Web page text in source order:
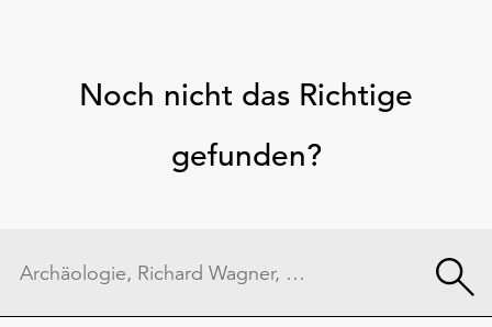
Noch nicht das Richtige
gefunden?